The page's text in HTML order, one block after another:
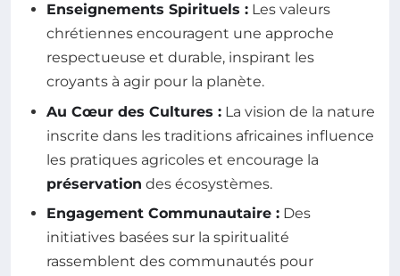
Enseignements Spirituels : Les valeurs
chrétiennes encouragent une approche
respectueuse et durable, inspirant les
croyants à agir pour la planète.
Au Cœur des Cultures : La vision de la nature
inscrite dans les traditions africaines influence
les pratiques agricoles et encourage la
préservation des écosystèmes.
Engagement Communautaire : Des
initiatives basées sur la spiritualité
rassemblent des communautés pour